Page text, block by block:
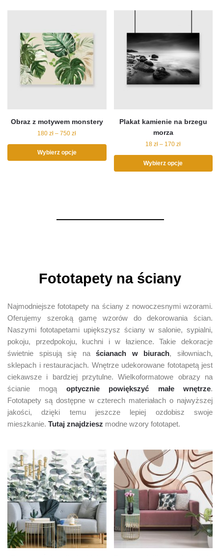
Obraz z motywem monstery
180zł – 750zł
Wybierz opcje
Plakat kamienie na brzegu
morza
18zł – 170zł
Wybierz opcje
Fototapety na ściany​
Najmodniejsze fototapety na ściany z nowoczesnymi wzorami.
Oferujemy szeroką gamę wzorów do dekorowania ścian.
Naszymi fototapetami upiększysz ściany w salonie, sypialni,
pokoju, przedpokoju, kuchni i w łazience. Takie dekoracje
świetnie spisują się naścianach w biurach, siłowniach,
sklepach i restauracjach. Wnętrze udekorowane fototapetą jest
ciekawsze i bardziej przytulne. Wielkoformatowe obrazy na
ścianie mogą optycznie powiększyć małe wnętrze.
Fototapety są dostępne w czterech materiałach o najwyższej
jakości, dzięki temu jeszcze lepiej ozdobisz swoje
mieszkanie. Tutaj znajdziesz modne wzory fototapet.